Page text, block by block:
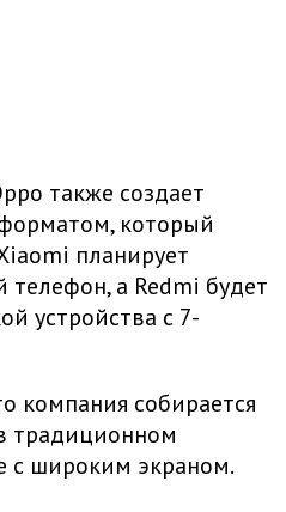
также создает
который
планирует
телефон, а Redmi будет
устройства с 7-
компания собирается
традиционном
с широким экраном.